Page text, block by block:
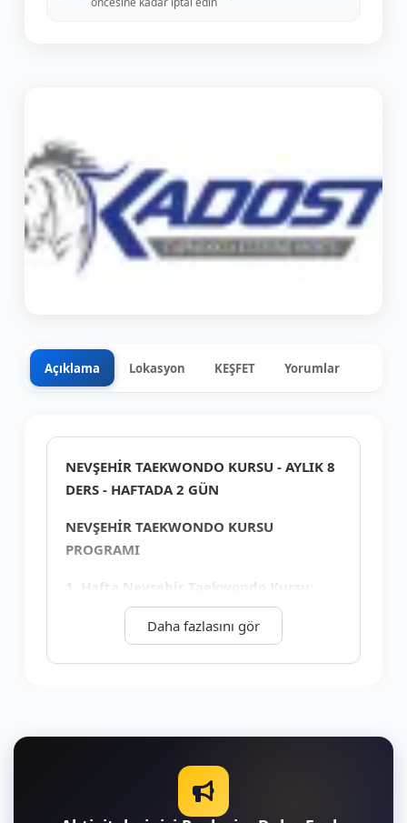
+4
Açıklama Lokasyon KEŞFET Yorumlar
NEVŞEHİR TAEKWONDO KURSU - AYLIK 8
DERS - HAFTADA 2 GÜN
NEVŞEHİR TAEKWONDO KURSU
PROGRAMI
1. Hafta Nevşehir Taekwondo Kursu
Giriş ve Temel İlkeler
Taekwondo Tanışma ve Isınma
Egzersizleri
Taekwondo Temel Bilgileri
Taekwondo'nun tanımı ve tarihçesi
Daha fazlasını gör